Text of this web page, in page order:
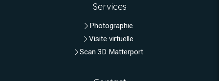
Services
Photographie
Visite virtuelle
Scan 3D Matterport